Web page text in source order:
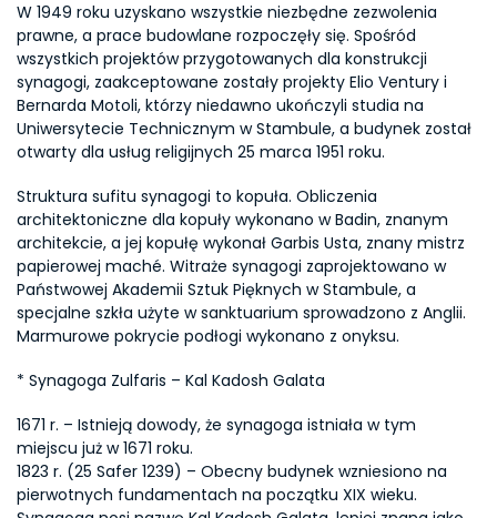
W 1949 roku uzyskano wszystkie niezbędne zezwolenia
prawne, a prace budowlane rozpoczęły się. Spośród
wszystkich projektów przygotowanych dla konstrukcji
synagogi, zaakceptowane zostały projekty Elio Ventury i
Bernarda Motoli, którzy niedawno ukończyli studia na
Uniwersytecie Technicznym w Stambule, a budynek został
otwarty dla usług religijnych 25 marca 1951 roku.
Struktura sufitu synagogi to kopuła. Obliczenia
architektoniczne dla kopuły wykonano w Badin, znanym
architekcie, a jej kopułę wykonał Garbis Usta, znany mistrz
papierowej maché. Witraże synagogi zaprojektowano w
Państwowej Akademii Sztuk Pięknych w Stambule, a
specjalne szkła użyte w sanktuarium sprowadzono z Anglii.
Marmurowe pokrycie podłogi wykonano z onyksu.
* Synagoga Zulfaris – Kal Kadosh Galata
1671 r. – Istnieją dowody, że synagoga istniała w tym
miejscu już w 1671 roku.
1823 r. (25 Safer 1239) – Obecny budynek wzniesiono na
pierwotnych fundamentach na początku XIX wieku.